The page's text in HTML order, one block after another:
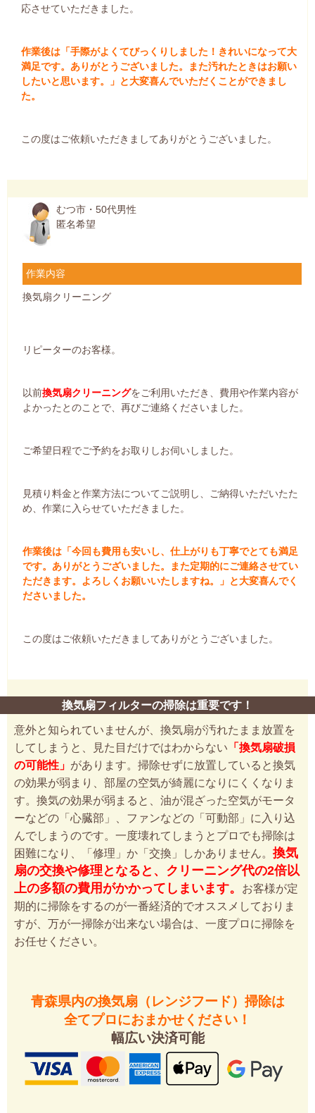
応させていただきました。
作業後は「手際がよくてびっくりしました！きれいになって大
満足です。ありがとうございました。また汚れたときはお願い
したいと思います。」と大変喜んでいただくことができまし
た。
この度はご依頼いただきましてありがとうございました。
むつ市・50代男性
匿名希望
作業内容
換気扇クリーニング
リピーターのお客様。
以前換気扇クリーニングをご利用いただき、費用や作業内容が
よかったとのことで、再びご連絡くださいました。
ご希望日程でご予約をお取りしお伺いしました。
見積り料金と作業方法についてご説明し、ご納得いただいたた
め、作業に入らせていただきました。
作業後は「今回も費用も安いし、仕上がりも丁寧でとても満足
です。ありがとうございました。また定期的にご連絡させてい
ただきます。よろしくお願いいたしますね。」と大変喜んでく
ださいました。
この度はご依頼いただきましてありがとうございました。
換気扇フィルターの掃除は重要です！
意外と知られていませんが、換気扇が汚れたまま放置を
してしまうと、見た目だけではわからない 「換気扇破損
の可能性」 があります。掃除せずに放置していると換気
の効果が弱まり、部屋の空気が綺麗になりにくくなりま
す。換気の効果が弱まると、油が混ざった空気がモータ
ーなどの「心臓部」、ファンなどの「可動部」に入り込
んでしまうのです。一度壊れてしまうとプロでも掃除は
困難になり、「修理」か「交換」しかありません。 換気
扇の交換や修理となると、クリーニング代の2倍以
上の多額の費用がかかってしまいます。
お客様が定
期的に掃除をするのが一番経済的でオススメしておりま
すが、万が一掃除が出来ない場合は、一度プロに掃除を
お任せください。
青森県内の換気扇（レンジフード）掃除は
全てプロにおまかせください！
幅広い決済可能